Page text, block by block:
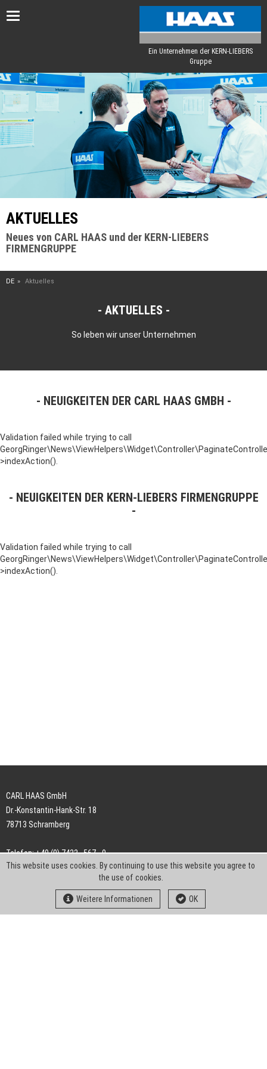
Toggle
Ein Unternehmen der KERN-LIEBERS
Gruppe
AKTUELLES
Neues von CARL HAAS und der KERN-LIEBERS
FIRMENGRUPPE
DE Aktuelles
AKTUELLES
So leben wir unser Unternehmen
NEUIGKEITEN DER CARL HAAS GMBH
Validation failed while trying to call
>indexAction().
NEUIGKEITEN DER KERN-LIEBERS FIRMENGRUPPE
Validation failed while trying to call
>indexAction().
CARL HAAS GmbH
Dr.-Konstantin-Hank-Str. 18
78713 Schramberg
Telefon: +49 (0) 7422 . 567 - 0
Telefax: +49 (0) 7422 . 567 - 239
info-ch@kern-liebers.com
This website uses cookies. By continuing to use this website you agree to
the use of cookies.
Weitere Informationen OK